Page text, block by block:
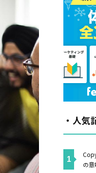
・人気
の意